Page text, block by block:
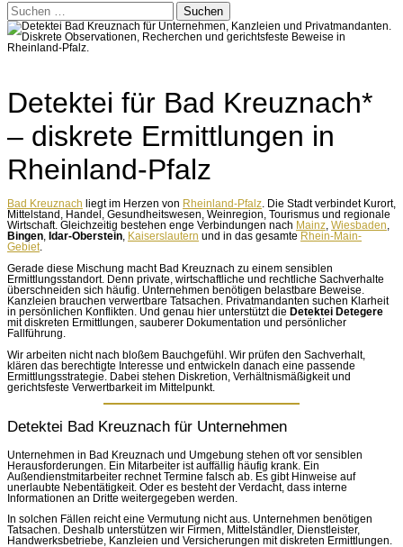
Suchen
nach:
Detektei für Bad Kreuznach*
– diskrete Ermittlungen in
Rheinland-Pfalz
Bad Kreuznach liegt im Herzen von Rheinland-Pfalz. Die Stadt verbindet Kurort,
Mittelstand, Handel, Gesundheitswesen, Weinregion, Tourismus und regionale
Wirtschaft. Gleichzeitig bestehen enge Verbindungen nach Mainz, Wiesbaden,
Bingen, Idar-Oberstein, Kaiserslautern und in das gesamte Rhein-Main-
Gebiet.
Gerade diese Mischung macht Bad Kreuznach zu einem sensiblen
Ermittlungsstandort. Denn private, wirtschaftliche und rechtliche Sachverhalte
überschneiden sich häufig. Unternehmen benötigen belastbare Beweise.
Kanzleien brauchen verwertbare Tatsachen. Privatmandanten suchen Klarheit
in persönlichen Konflikten. Und genau hier unterstützt die Detektei Detegere
mit diskreten Ermittlungen, sauberer Dokumentation und persönlicher
Fallführung.
Wir arbeiten nicht nach bloßem Bauchgefühl. Wir prüfen den Sachverhalt,
klären das berechtigte Interesse und entwickeln danach eine passende
Ermittlungsstrategie. Dabei stehen Diskretion, Verhältnismäßigkeit und
gerichtsfeste Verwertbarkeit im Mittelpunkt.
Detektei Bad Kreuznach für Unternehmen
Unternehmen in Bad Kreuznach und Umgebung stehen oft vor sensiblen
Herausforderungen. Ein Mitarbeiter ist auffällig häufig krank. Ein
Außendienstmitarbeiter rechnet Termine falsch ab. Es gibt Hinweise auf
unerlaubte Nebentätigkeit. Oder es besteht der Verdacht, dass interne
Informationen an Dritte weitergegeben werden.
In solchen Fällen reicht eine Vermutung nicht aus. Unternehmen benötigen
Tatsachen. Deshalb unterstützen wir Firmen, Mittelständler, Dienstleister,
Handwerksbetriebe, Kanzleien und Versicherungen mit diskreten Ermittlungen.